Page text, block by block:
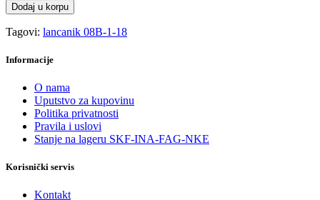
Dodaj u korpu
Tagovi: lancanik 08B-1-18
Informacije
O nama
Uputstvo za kupovinu
Politika privatnosti
Pravila i uslovi
Stanje na lageru SKF-INA-FAG-NKE
Korisnički servis
Kontakt